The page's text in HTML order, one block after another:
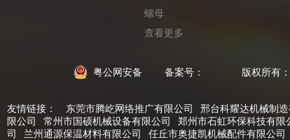
螺母
查看更多
粤公网安备 备案号： 版权所有：
友情链接： 东莞市腾屹网络推广有限公司 邢台科耀达机械制造
限公司
常州市国硕机械设备有限公司 郑州市石虹环保科技有限
司
兰州通源保温材料有限公司 任丘市奥捷凯机械配件有限公司